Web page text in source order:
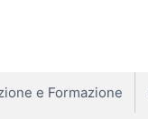
e Formazione